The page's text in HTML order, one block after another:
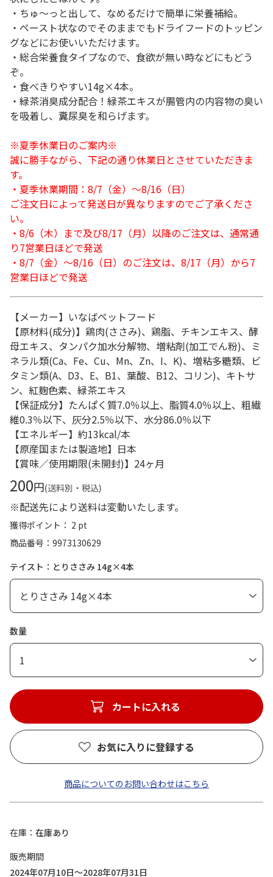
・ちゅ～っと出して、なめるだけで簡単に栄養補給。
・ペースト状なのでそのままでもドライフードのトッピン
グなどにお使いいただけます。
・総合栄養食タイプなので、食欲が無い時などにもどう
ぞ。
・食べきりやすい14g×4本。
・緑茶消臭成分配合！緑茶エキスが腸管内の内容物の臭い
を吸着し、糞尿臭を和らげます。
※夏季休業日のご案内※
誠に勝手ながら、下記の通り休業日とさせていただきま
す。
・夏季休業期間：8/7（金）～8/16（日）
ご注文日によって発送日が異なりますのでご了承くださ
い。
・8/6（木）まで及び8/17（月）以降のご注文は、通常通
り7営業日ほどで発送
・8/7（金）～8/16（日）のご注文は、8/17（月）から7
営業日ほどで発送
【メーカー】いなばペットフード
【原材料(成分)】鶏肉(ささみ)、鶏脂、チキンエキス、酵
母エキス、タンパク加水分解物、増粘剤(加工でん粉)、ミ
ネラル類(Ca、Fe、Cu、Mn、Zn、I、K)、増粘多糖類、ビ
タミン類(A、D3、E、B1、葉酸、B12、コリン)、キトサ
ン、紅麹色素、緑茶エキス
【保証成分】たんぱく質7.0％以上、脂質4.0％以上、粗繊
維0.3％以下、灰分2.5％以下、水分86.0％以下
【エネルギー】約13kcal/本
【原産国または製造地】日本
【賞味／使用期限(未開封)】24ヶ月
200円(送料別・税込)
※配送先により送料は変動いたします。
獲得ポイント： 2 pt
商品番号
9973130629
テイスト：とりささみ 14g×4本
数量
1
カートに入れる
お気に入りに登録する
商品についてのお問い合わせはこちら
在庫
在庫あり
販売期間
2024年07月10日～2028年07月31日